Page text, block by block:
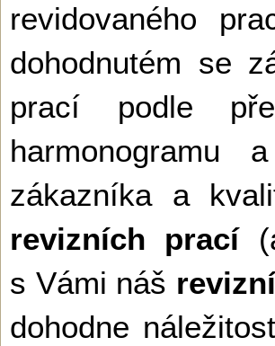
revidovaného
dohodnutém se
prací podle
harmonogramu
zákazníka a
revizních prací
s Vámi náš
dohodne